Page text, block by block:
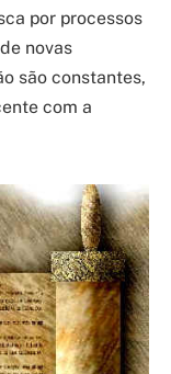
por processos
novas
são constantes,
com a